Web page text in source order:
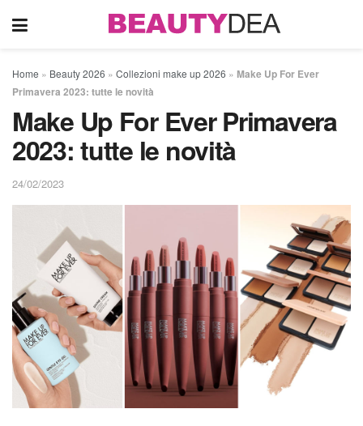
Home » Beauty 2026 » Collezioni make up 2026 » Make Up For Ever
Primavera 2023: tutte le novità
Make Up For Ever Primavera
2023: tutte le novità
24/02/2023